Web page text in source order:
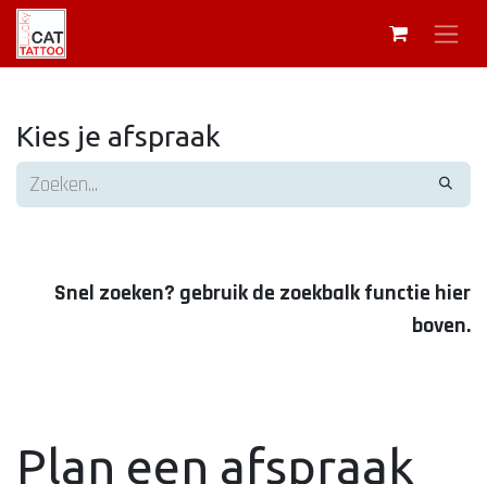
Kies je afspraak
Snel zoeken? gebruik de zoekbalk functie hier
boven.
Plan een afspraak